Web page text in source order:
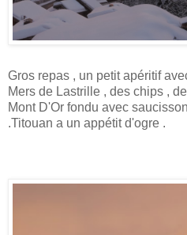
Gros repas , un petit apéritif
Mers de Lastrille , des chips ,
Mont D'Or fondu avec
.Titouan a un appétit d'ogre .